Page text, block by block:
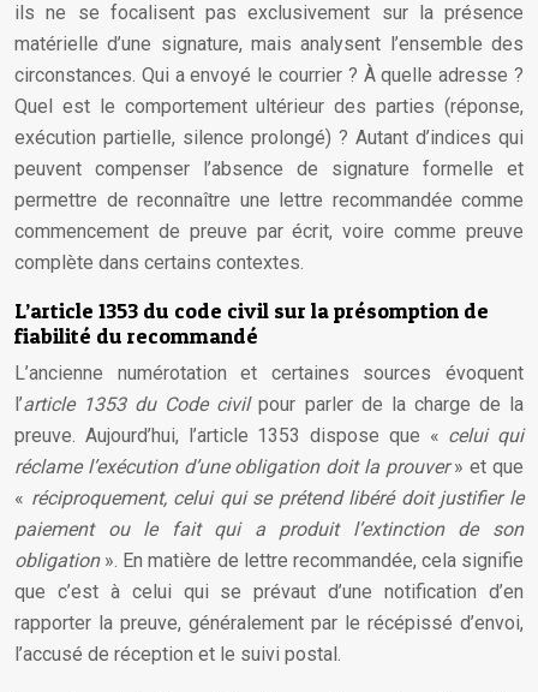
ils ne se focalisent pas exclusivement sur la présence
matérielle d’une signature, mais analysent l’ensemble des
circonstances. Qui a envoyé le courrier ? À quelle adresse ?
Quel est le comportement ultérieur des parties (réponse,
exécution partielle, silence prolongé) ? Autant d’indices qui
peuvent compenser l’absence de signature formelle et
permettre de reconnaître une lettre recommandée comme
commencement de preuve par écrit, voire comme preuve
complète dans certains contextes.
L’article 1353 du code civil sur la présomption de
fiabilité du recommandé
L’ancienne numérotation et certaines sources évoquent
l’article 1353 du Code civilpour parler de la charge de la
preuve. Aujourd’hui, l’article 1353 dispose que « celui qui
réclame l’exécution d’une obligation doit la prouver» et que
« réciproquement, celui qui se prétend libéré doit justifier le
paiement ou le fait qui a produit l’extinction de son
obligation». En matière de lettre recommandée, cela signifie
que c’est à celui qui se prévaut d’une notification d’en
rapporter la preuve, généralement par le récépissé d’envoi,
l’accusé de réception et le suivi postal.